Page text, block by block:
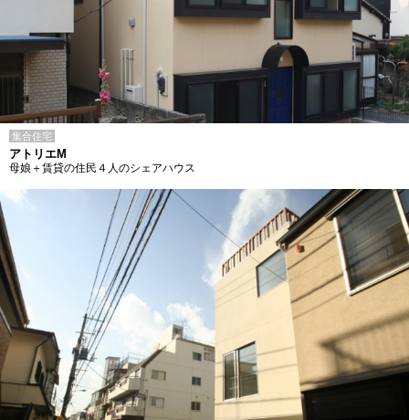
集合住宅
アトリエM
母娘＋賃貸の住民４人のシェアハウス